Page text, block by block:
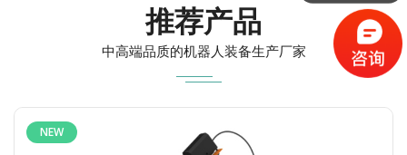
推荐产品
中高端品质的机器人装备生产厂家
NEW